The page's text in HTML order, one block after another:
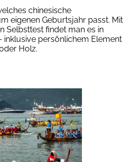
chinesische
eigenen Geburtsjahr passt. Mit
Selbsttest findet man es in
inklusive persönlichem Element
Holz.